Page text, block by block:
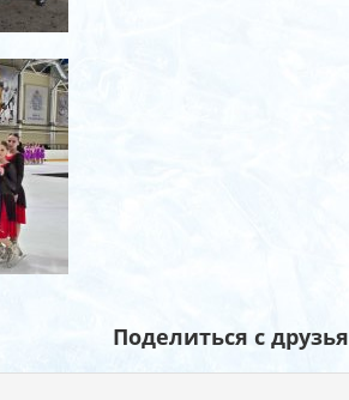
Поделиться с